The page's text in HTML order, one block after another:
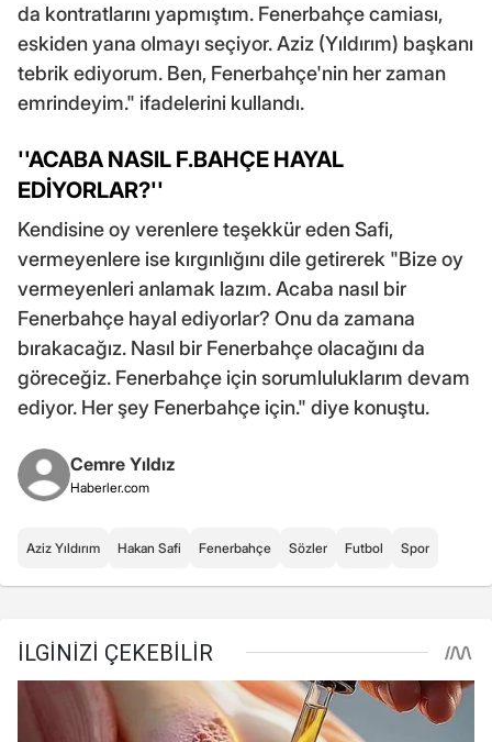
da kontratlarını yapmıştım. Fenerbahçe camiası,
eskiden yana olmayı seçiyor. Aziz (Yıldırım) başkanı
tebrik ediyorum. Ben, Fenerbahçe'nin her zaman
emrindeyim." ifadelerini kullandı.
''ACABA NASIL F.BAHÇE HAYAL
EDİYORLAR?''
Kendisine oy verenlere teşekkür eden Safi,
vermeyenlere ise kırgınlığını dile getirerek "Bize oy
vermeyenleri anlamak lazım. Acaba nasıl bir
Fenerbahçe hayal ediyorlar? Onu da zamana
bırakacağız. Nasıl bir Fenerbahçe olacağını da
göreceğiz. Fenerbahçe için sorumluluklarım devam
ediyor. Her şey Fenerbahçe için." diye konuştu.
Cemre Yıldız
Haberler.com
Aziz Yıldırım Hakan Safi Fenerbahçe Sözler Futbol Spor